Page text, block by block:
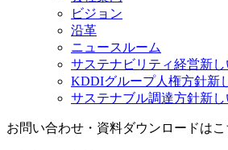
ビジョン
沿革
ニュースルーム
サステナビリティ経営新し
KDDIグループ人権方針新
サステナブル調達方針新し
お問い合わせ・資料ダウンロードはこ